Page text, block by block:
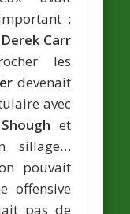
:
Derek Carr
les
devenait
avec
et
sillage…
pouvait
offensive
pas de